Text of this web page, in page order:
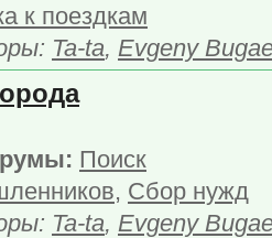
к поездкам
Ta-ta, Evgeny
Поиск
, Сбор нужд
Ta-ta, Evgeny